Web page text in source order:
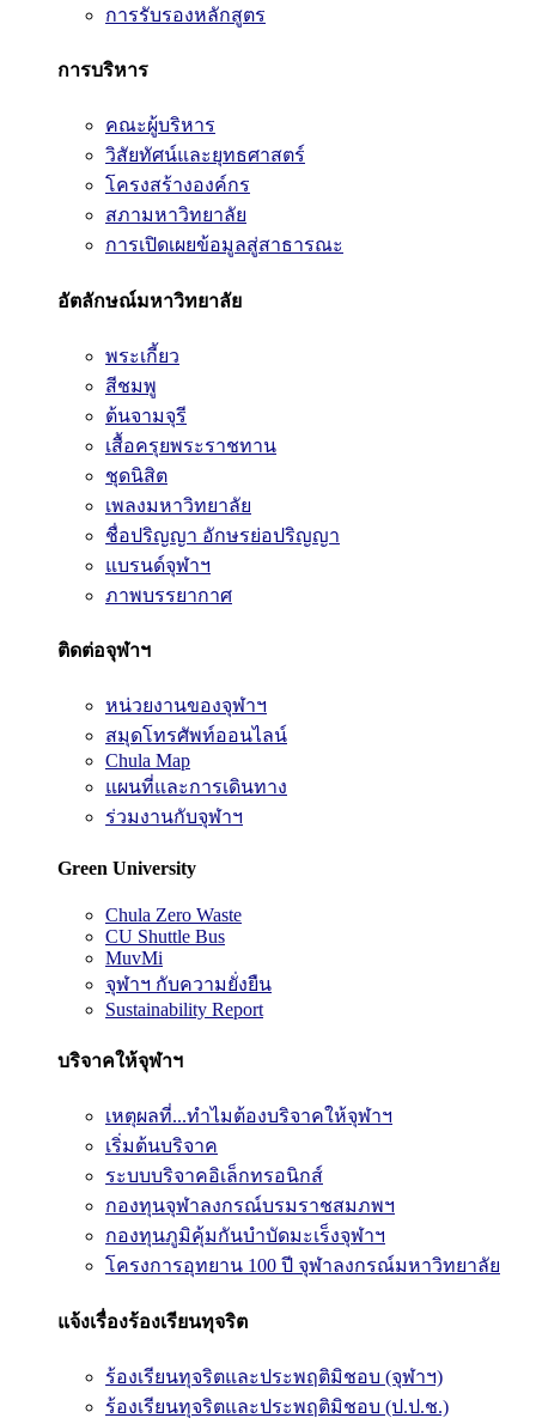
การรับรองหลักสูตร
การบริหาร
คณะผู้บริหาร
วิสัยทัศน์และยุทธศาสตร์
โครงสร้างองค์กร
สภามหาวิทยาลัย
การเปิดเผยข้อมูลสู่สาธารณะ
อัตลักษณ์มหาวิทยาลัย
พระเกี้ยว
สีชมพู
ต้นจามจุรี
เสื้อครุยพระราชทาน
ชุดนิสิต
เพลงมหาวิทยาลัย
ชื่อปริญญา อักษรย่อปริญญา
แบรนด์จุฬาฯ
ภาพบรรยากาศ
ติดต่อจุฬาฯ
หน่วยงานของจุฬาฯ
สมุดโทรศัพท์ออนไลน์
Chula Map
แผนที่และการเดินทาง
ร่วมงานกับจุฬาฯ
Green University
Chula Zero Waste
CU Shuttle Bus
MuvMi
จุฬาฯ กับความยั่งยืน
Sustainability Report
บริจาคให้จุฬาฯ
เหตุผลที่...ทำไมต้องบริจาคให้จุฬาฯ
เริ่มต้นบริจาค
ระบบบริจาคอิเล็กทรอนิกส์
กองทุนจุฬาลงกรณ์บรมราชสมภพฯ
กองทุนภูมิคุ้มกันบำบัดมะเร็งจุฬาฯ
โครงการอุทยาน 100 ปี จุฬาลงกรณ์มหาวิทยาลัย
แจ้งเรื่องร้องเรียนทุจริต
ร้องเรียนทุจริตและประพฤติมิชอบ (จุฬาฯ)
ร้องเรียนทุจริตและประพฤติมิชอบ (ป.ป.ช.)